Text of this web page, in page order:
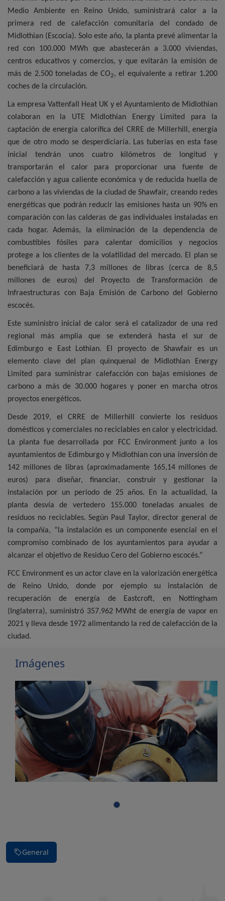
Medio Ambiente en Reino Unido, suministrará calor a la
primera red de calefacción comunitaria del condado de
Midlothian (Escocia). Solo este año, la planta prevé alimentar la
red con 100.000 MWh que abastecerán a 3.000 viviendas,
centros educativos y comercios, y que evitarán la emisión de
más de 2.500 toneladas de CO2, el equivalente a retirar 1.200
coches de la circulación.
La empresa Vattenfall Heat UK y el Ayuntamiento de Midlothian
colaboran en la UTE Midlothian Energy Limited para la
captación de energía calorífica del CRRE de Millerhill, energía
que de otro modo se desperdiciaría. Las tuberías en esta fase
inicial tendrán unos cuatro kilómetros de longitud y
transportarán el calor para proporcionar una fuente de
calefacción y agua caliente económica y de reducida huella de
carbono a las viviendas de la ciudad de Shawfair, creando redes
energéticas que podrán reducir las emisiones hasta un 90% en
comparación con las calderas de gas individuales instaladas en
cada hogar. Además, la eliminación de la dependencia de
combustibles fósiles para calentar domicilios y negocios
protege a los clientes de la volatilidad del mercado. El plan se
beneficiará de hasta 7,3 millones de libras (cerca de 8,5
millones de euros) del Proyecto de Transformación de
Infraestructuras con Baja Emisión de Carbono del Gobierno
escocés.
Este suministro inicial de calor será el catalizador de una red
regional más amplia que se extenderá hasta el sur de
Edimburgo e East Lothian. El proyecto de Shawfair es un
elemento clave del plan quinquenal de Midlothian Energy
Limited para suministrar calefacción con bajas emisiones de
carbono a más de 30.000 hogares y poner en marcha otros
proyectos energéticos.
Desde 2019, el CRRE de Millerhill convierte los residuos
domésticos y comerciales no reciclables en calor y electricidad.
La planta fue desarrollada por FCC Environment junto a los
ayuntamientos de Edimburgo y Midlothian con una inversión de
142 millones de libras (aproximadamente 165,14 millones de
euros) para diseñar, financiar, construir y gestionar la
instalación por un periodo de 25 años. En la actualidad, la
planta desvía de vertedero 155.000 toneladas anuales de
residuos no reciclables. Según Paul Taylor, director general de
la compañía, “la instalación es un componente esencial en el
compromiso combinado de los ayuntamientos para ayudar a
alcanzar el objetivo de Residuo Cero del Gobierno escocés.”
FCC Environment es un actor clave en la valorización energética
de Reino Unido, donde por ejemplo su instalación de
recuperación de energía de Eastcroft, en Nottingham
(Inglaterra), suministró 357.962 MWht de energía de vapor en
2021 y lleva desde 1972 alimentando la red de calefacción de la
ciudad.
Imágenes
General